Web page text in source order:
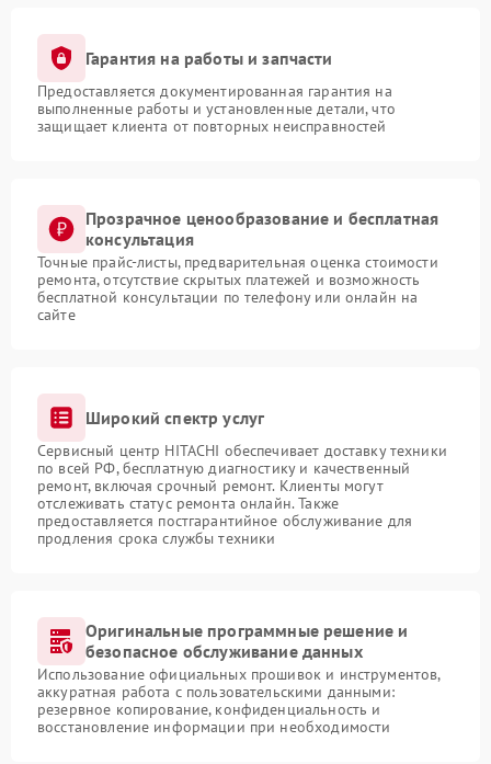
Гарантия на работы и запчасти
Предоставляется документированная гарантия на
выполненные работы и установленные детали, что
защищает клиента от повторных неисправностей
Прозрачное ценообразование и бесплатная
консультация
Точные прайс-листы, предварительная оценка стоимости
ремонта, отсутствие скрытых платежей и возможность
бесплатной консультации по телефону или онлайн на
сайте
Широкий спектр услуг
Сервисный центр HITACHI обеспечивает доставку техники
по всей РФ, бесплатную диагностику и качественный
ремонт, включая срочный ремонт. Клиенты могут
отслеживать статус ремонта онлайн. Также
предоставляется постгарантийное обслуживание для
продления срока службы техники
Оригинальные программные решение и
безопасное обслуживание данных
Использование официальных прошивок и инструментов,
аккуратная работа с пользовательскими данными:
резервное копирование, конфиденциальность и
восстановление информации при необходимости